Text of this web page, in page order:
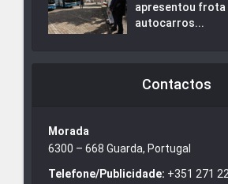
apresentou frota
autocarros...
Contactos
Morada
6300 – 668 Guarda, Portugal
Telefone/Publicidade: +351 271